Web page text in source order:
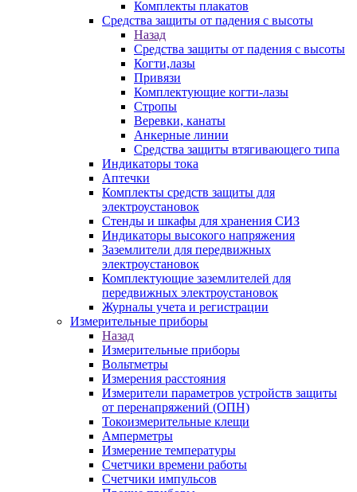
Комплекты плакатов
Средства защиты от падения с высоты
Назад
Средства защиты от падения с высоты
Когти,лазы
Привязи
Комплектующие когти-лазы
Стропы
Веревки, канаты
Анкерные линии
Средства защиты втягивающего типа
Индикаторы тока
Аптечки
Комплекты средств защиты для
электроустановок
Стенды и шкафы для хранения СИЗ
Индикаторы высокого напряжения
Заземлители для передвижных
электроустановок
Комплектующие заземлителей для
передвижных электроустановок
Журналы учета и регистрации
Измерительные приборы
Назад
Измерительные приборы
Вольтметры
Измерения расстояния
Измерители параметров устройств защиты
от перенапряжений (ОПН)
Токоизмерительные клещи
Амперметры
Измерение температуры
Счетчики времени работы
Счетчики импульсов